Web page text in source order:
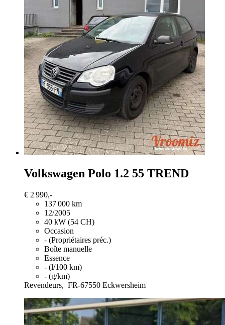
Volkswagen Polo 1.2 55 TREND
€ 2 990,-
137 000 km
12/2005
40 kW (54 CH)
Occasion
- (Propriétaires préc.)
Boîte manuelle
Essence
- (l/100 km)
- (g/km)
Revendeurs, FR-67550 Eckwersheim